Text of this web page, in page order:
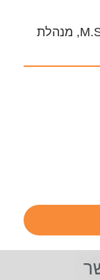
מאת : איילת נדיב דיאטנית קלינית M.Sc, מנהלת